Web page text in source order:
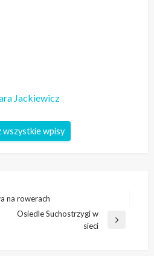
Jackiewicz
wszystkie wpisy
na rowerach
Osiedle Suchostrzygi w
sieci